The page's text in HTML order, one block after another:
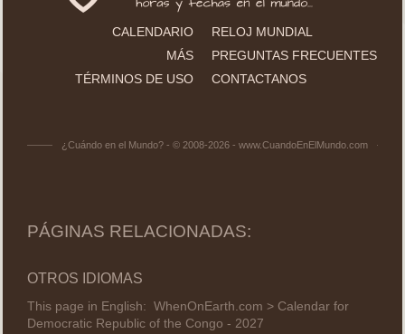
CALENDARIO
RELOJ MUNDIAL
MÁS
PREGUNTAS FRECUENTES
TÉRMINOS DE USO
CONTACTANOS
¿Cuándo en el Mundo? - © 2008-2026 - www.CuandoEnElMundo.com
PÁGINAS RELACIONADAS:
OTROS IDIOMAS
This page in English: WhenOnEarth.com > Calendar for
Democratic Republic of the Congo - 2027